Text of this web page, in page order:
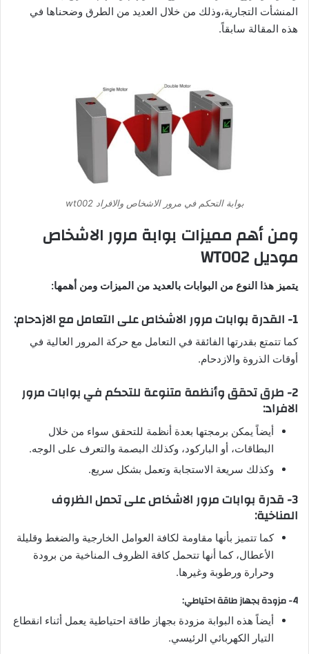
المنشأت التجارية،وذلك من خلال العديد من الطرق وضحناها في
هذه المقالة سابقاً.
بوابة التحكم في مرور الاشخاص والافراد wt002
ومن أهم مميزات بوابة مرور الاشخاص
موديل WT002
يتميز هذا النوع من البوابات بالعديد من الميزات ومن أهمها:
1- القدرة بوابات مرور الاشخاص على التعامل مع الازدحام:
كما تتمتع بقدرتها الفائقة في التعامل مع حركة المرور العالية في
أوقات الذروة والازدحام.
2- طرق تحقق وأنظمة متنوعة للتحكم في بوابات مرور
الافراد:
أيضاً يمكن برمجتها بعدة أنظمة للتحقق سواء من خلال
البطاقات، أو الباركود، وكذلك البصمة والتعرف على الوجه.
وكذلك سريعة الاستجابة وتعمل بشكل سريع.
3- قدرة بوابات مرور الاشخاص على تحمل الظروف
المناخية:
كما تتميز بأنها مقاومة لكافة العوامل الخارجية والضغط وقليلة
الأعطال، كما أنها تتحمل كافة الظروف المناخية من برودة
وحرارة ورطوبة وغيرها.
4- مزودة بجهاز طاقة احتياطي:
أيضاً هذه البوابة مزودة بجهاز طاقة احتياطية يعمل أثناء انقطاع
التيار الكهربائي الرئيسي.